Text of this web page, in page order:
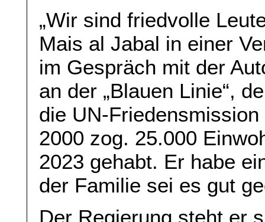
„Wir sind friedvolle
Mais al Jabal in einer
im Gespräch mit der
an der „Blauen Linie“,
die UN-
2000 zog. 25.000
2023 gehabt. Er habe
der Familie sei es gut
Der Regierung steht er